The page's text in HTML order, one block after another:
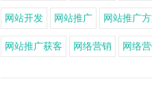
网站开发 网站推广 网站推广
网站推广获客 网络营销 网络